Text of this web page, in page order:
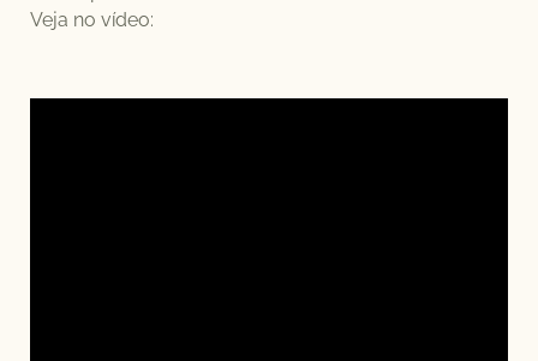
Veja no vídeo: